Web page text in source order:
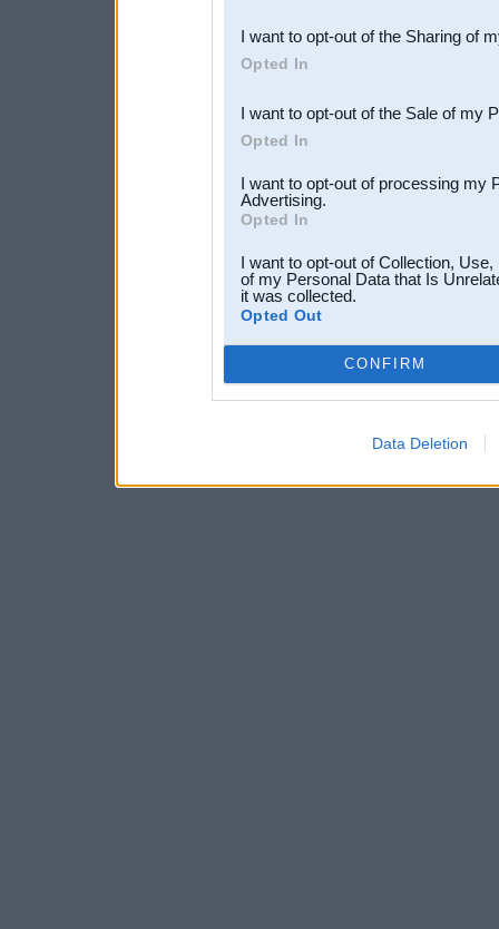
Downstream Participants
third parties.
I want to opt-out of the Sharing of
Opted In
I want to opt-out of the Sale of my
Opted In
I want to opt-out of processing my
Advertising.
Opted In
I want to opt-out of Collection,
of my Personal Data that Is
it was collected.
Opted Out
CONFIRM
Data Deletion